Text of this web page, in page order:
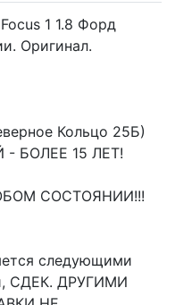
1 1.8 Форд
Оригинал.
Кольцо 25Б)
БОЛЕЕ 15 ЛЕТ!
СОСТОЯНИИ!!!
следующими
СДЕК. ДРУГИМИ